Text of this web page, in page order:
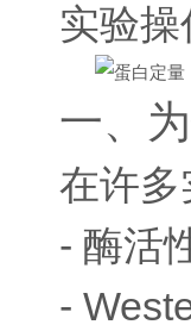
实验
一、
在许
- 酶活
-